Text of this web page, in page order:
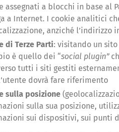
assegnati a blocchi in base al
a Internet. I cookie analitici
anziché l’indirizzo
di Terze Parti: visitando un
è quello dei “social plugin”
tutti i siti gestiti
dovrà fare riferimento
sulla posizione
sulla sua posizione,
sui dispositivi, sui punti